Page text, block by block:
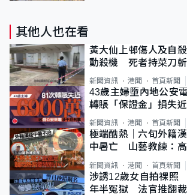
其他人也在看
黃大仙上邨傷人及自
動殺機 死者持菜刀斬
斃
新聞資訊 港聞 首頁新聞
43歲主婦墮內地公安
轉賬「保證金」損失
新聞資訊 港聞 首頁新聞
極端酷熱｜六旬外籍
中暑亡 山藝教練：高
新聞資訊 港聞 首頁新聞
涉誘12歲女自拍祼照
年半冤獄 法官推翻